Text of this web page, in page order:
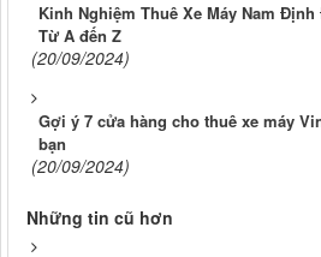
Kinh Nghiệm Thuê Xe Máy Nam
Từ A đến Z
(20/09/2024)
Gợi ý 7 cửa hàng cho thuê xe máy
bạn
(20/09/2024)
Những tin cũ hơn